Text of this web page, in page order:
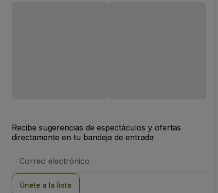
Recibe sugerencias de espectáculos y ofertas
directamente en tu bandeja de entrada
de
Únete a la lista